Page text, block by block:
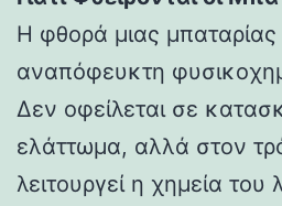
Η φθορά μιας μπαταρίας
αναπόφευκτη
Δεν οφείλεται σε
ελάττωμα, αλλά στον
λειτουργεί η χημεία του